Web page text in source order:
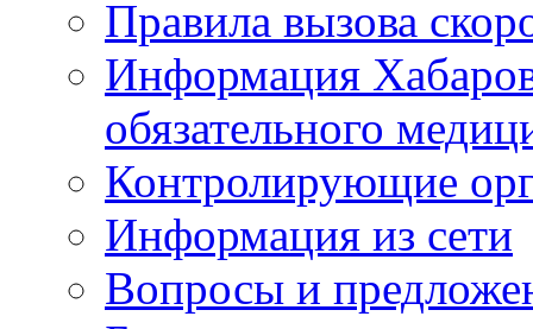
Правила вызова
Информация
обязательного
Контролирующие
Информация из сети
Вопросы и